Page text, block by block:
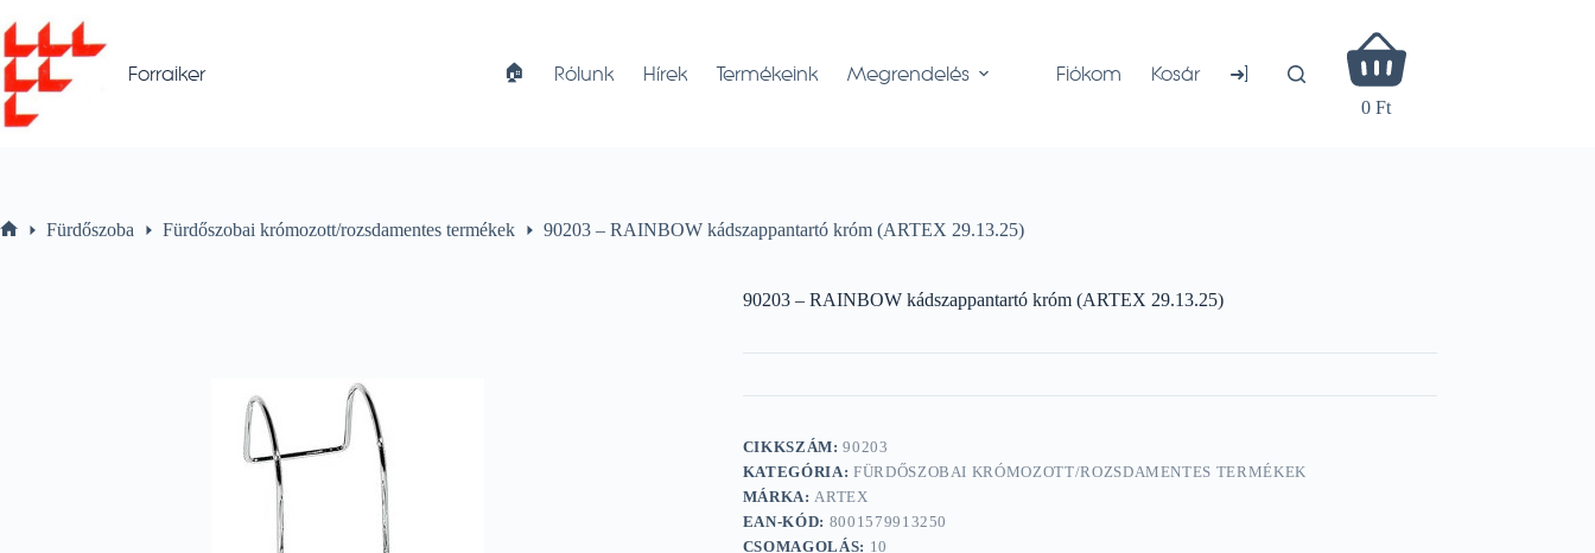
to
content
Forraiker 🏠︎ Rólunk Hírek Termékeink Megrendelés Fiókom Kosár ➜]
Shopping
cart
0 Ft
Fürdőszoba Fürdőszobai krómozott/rozsdamentes termékek 90203 – RAINBOW kádszappantartó króm (ARTEX 29.13.25)
90203 – RAINBOW kádszappantartó króm (ARTEX 29.13.25)
CIKKSZÁM:90203
KATEGÓRIA: FÜRDŐSZOBAI KRÓMOZOTT/ROZSDAMENTES TERMÉKEK
MÁRKA:ARTEX
EAN-KÓD: 8001579913250
CSOMAGOLÁS: 10